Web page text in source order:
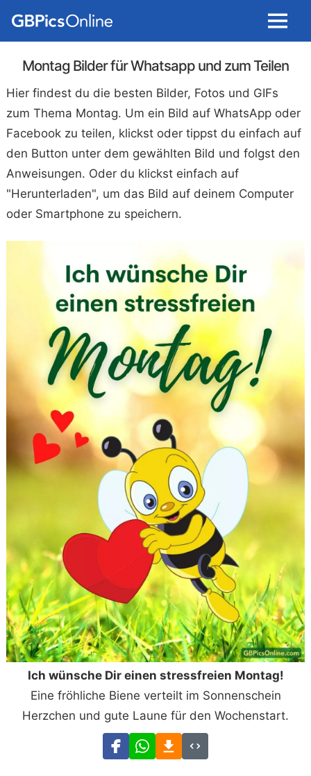
Menu
Montag Bilder für Whatsapp und zum Teilen
Hier findest du die besten Bilder, Fotos und GIFs
zum Thema Montag. Um ein Bild auf WhatsApp oder
Facebook zu teilen, klickst oder tippst du einfach auf
den Button unter dem gewählten Bild und folgst den
Anweisungen. Oder du klickst einfach auf
"Herunterladen", um das Bild auf deinem Computer
oder Smartphone zu speichern.
Ich wünsche Dir einen stressfreien Montag!
Eine fröhliche Biene verteilt im Sonnenschein
Herzchen und gute Laune für den Wochenstart.